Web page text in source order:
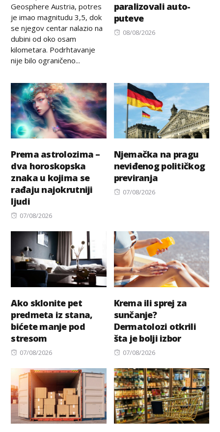
Geosphere Austria, potres
je imao magnitudu 3,5, dok
se njegov centar nalazio na
dubini od oko osam
kilometara. Podrhtavanje
nije bilo ograničeno...
paralizovali auto-
puteve
Posted
08/08/2026
Prema astrolozima –
dva horoskopska
znaka u kojima se
rađaju najokrutniji
ljudi
Posted
07/08/2026
Njemačka na pragu
neviđenog političkog
previranja
Posted
07/08/2026
Ako sklonite pet
predmeta iz stana,
bićete manje pod
stresom
Posted
07/08/2026
Krema ili sprej za
sunčanje?
Dermatolozi otkrili
šta je bolji izbor
Posted
07/08/2026